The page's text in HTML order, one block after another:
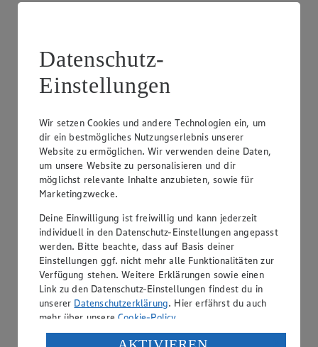
Frischetheke Wurst
Besuche unsere Theken mit einer breiten Auswahl an
Wurstspezialitäten für jeden Geschmack.
Datenschutz-
Einstellungen
Wir setzen Cookies und andere Technologien ein, um
dir ein bestmögliches Nutzungserlebnis unserer
Website zu ermöglichen. Wir verwenden deine Daten,
um unsere Website zu personalisieren und dir
möglichst relevante Inhalte anzubieten, sowie für
Marketingzwecke.
Deine Einwilligung ist freiwillig und kann jederzeit
individuell in den Datenschutz-Einstellungen angepasst
werden. Bitte beachte, dass auf Basis deiner
Einstellungen ggf. nicht mehr alle Funktionalitäten zur
Verfügung stehen. Weitere Erklärungen sowie einen
Link zu den Datenschutz-Einstellungen findest du in
unserer Datenschutzerklärung. Hier erfährst du auch
mehr über unsereCookie-Policy.
Verarbeitung deiner personenbezogenen Daten in den
AKTIVIEREN